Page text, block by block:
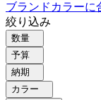
ブランドカラーに
絞り込み
数量
予算
納期
カラー